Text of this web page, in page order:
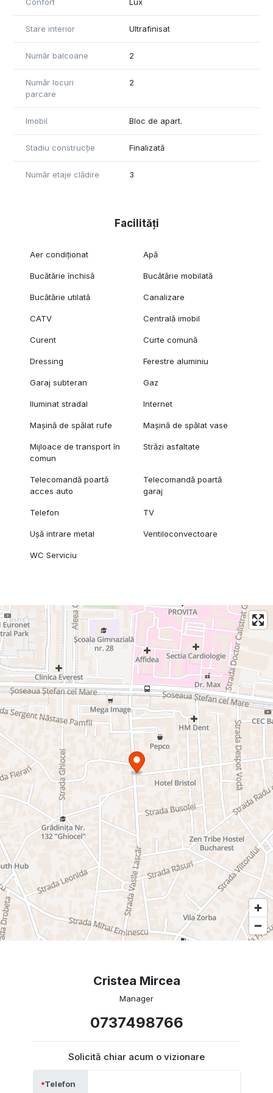
Stare interior Ultrafinisat
Număr balcoane 2
Număr locuri
parcare
2
Imobil Bloc de apart.
Stadiu construcție Finalizată
Număr etaje clădire 3
Facilități
Aer condiționat Apă
Bucătărie închisă Bucătărie mobilată
Bucătărie utilată Canalizare
CATV Centrală imobil
Curent Curte comună
Dressing Ferestre aluminiu
Garaj subteran Gaz
Iluminat stradal Internet
Mașină de spălat rufe Mașină de spălat vase
Mijloace de transport în
comun
Străzi asfaltate
Telecomandă poartă
acces auto
Telecomandă poartă
garaj
Telefon TV
Ușă intrare metal Ventiloconvectoare
WC Serviciu
Cristea Mircea
Manager
0737498766
Solicită chiar acum o vizionare
Telefon